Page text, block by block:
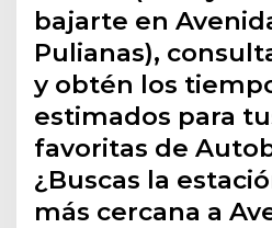
bajarte en
Pulianas),
y obtén los
estimados para
favoritas de
¿Buscas la
más cercana a